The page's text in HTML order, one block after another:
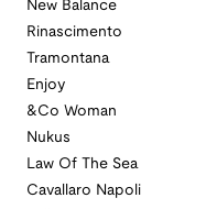
New Balance
Rinascimento
Tramontana
Enjoy
&Co Woman
Nukus
Law Of The Sea
Cavallaro Napoli